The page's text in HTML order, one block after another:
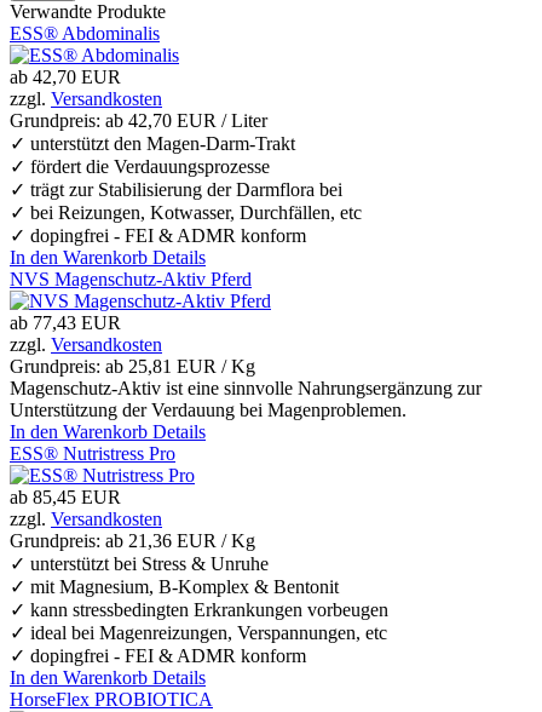
Verwandte Produkte
ESS® Abdominalis
ab 42,70 EUR
zzgl. Versandkosten
Grundpreis: ab 42,70 EUR / Liter
✓ unterstützt den Magen-Darm-Trakt
✓ fördert die Verdauungsprozesse
✓ trägt zur Stabilisierung der Darmflora bei
✓ bei Reizungen, Kotwasser, Durchfällen, etc
✓ dopingfrei - FEI & ADMR konform
In den Warenkorb Details
NVS Magenschutz-Aktiv Pferd
ab 77,43 EUR
zzgl. Versandkosten
Grundpreis: ab 25,81 EUR / Kg
Magenschutz-Aktiv ist eine sinnvolle Nahrungsergänzung zur
Unterstützung der Verdauung bei Magenproblemen.
In den Warenkorb Details
ESS® Nutristress Pro
ab 85,45 EUR
zzgl. Versandkosten
Grundpreis: ab 21,36 EUR / Kg
✓ unterstützt bei Stress & Unruhe
✓ mit Magnesium, B-Komplex & Bentonit
✓ kann stressbedingten Erkrankungen vorbeugen
✓ ideal bei Magenreizungen, Verspannungen, etc
✓ dopingfrei - FEI & ADMR konform
In den Warenkorb Details
HorseFlex PROBIOTICA